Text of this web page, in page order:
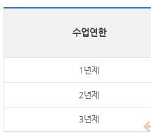
수업연한
1년제
2년제
3년제